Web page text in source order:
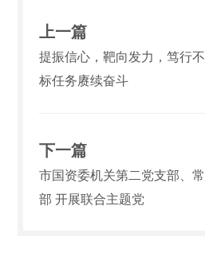
上一篇
提振信心，靶向发力，笃行
标任务赓续奋斗
下一篇
市国资委机关第二党支部、
部 开展联合主题党